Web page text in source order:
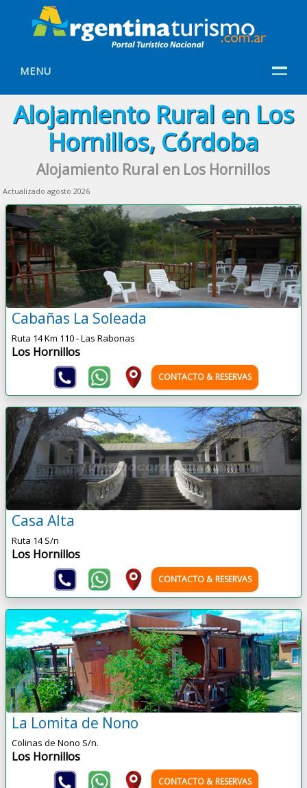
MENU
Alojamiento Rural en Los
Hornillos, Córdoba
Alojamiento Rural en Los Hornillos
Actualizado agosto 2026
Cabañas La Soleada
Ruta 14 Km 110 - Las Rabonas
Los Hornillos
CONTACTO & RESERVAS
Casa Alta
Ruta 14 S/n
Los Hornillos
CONTACTO & RESERVAS
La Lomita de Nono
Colinas de Nono S/n.
Los Hornillos
CONTACTO & RESERVAS